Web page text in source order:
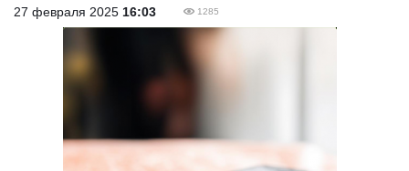
27 февраля 2025 16:03 1285